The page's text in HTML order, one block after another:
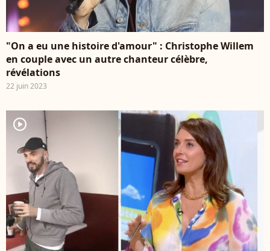
"On a eu une histoire d'amour" : Christophe Willem
en couple avec un autre chanteur célèbre,
révélations
22 juin 2023
player2